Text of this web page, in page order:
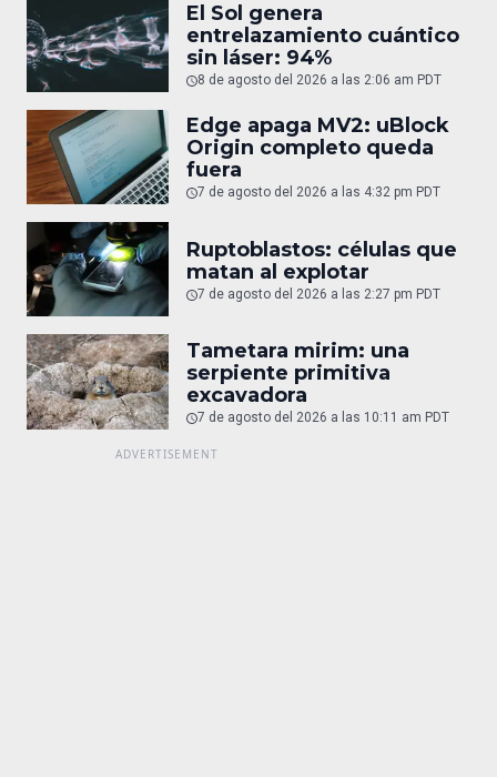
El Sol genera
entrelazamiento cuántico
sin láser: 94%
8 de agosto del 2026 a las 2:06 am PDT
Edge apaga MV2: uBlock
Origin completo queda
fuera
7 de agosto del 2026 a las 4:32 pm PDT
Ruptoblastos: células que
matan al explotar
7 de agosto del 2026 a las 2:27 pm PDT
Tametara mirim: una
serpiente primitiva
excavadora
7 de agosto del 2026 a las 10:11 am PDT